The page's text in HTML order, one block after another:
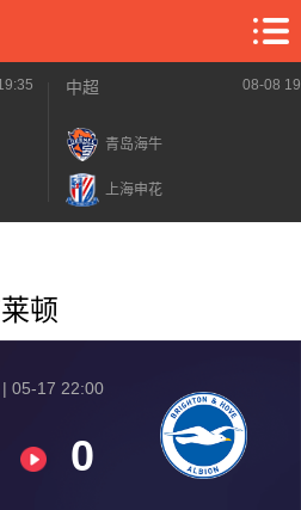
中超 08-08
青岛海牛
上海申花
顿
05-17 22:00
0